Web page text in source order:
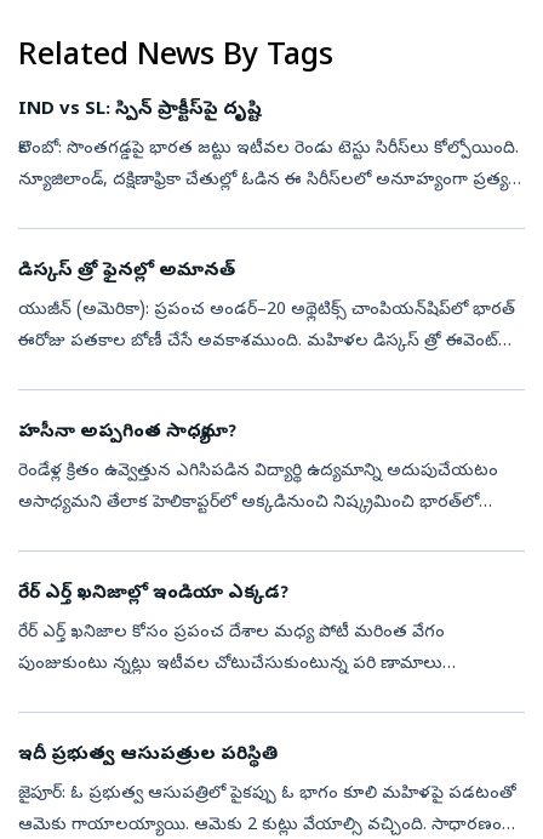
Related News By Tags
IND vs SL: స్పిన్‌ ప్రాక్టీస్‌పై దృష్టి
కొలంబో: సొంతగడ్డపై భారత జట్టు ఇటీవల రెండు టెస్టు సిరీస్‌లు కోల్పోయింది.
న్యూజిలాండ్, దక్షిణాఫ్రికా చేతుల్లో ఓడిన ఈ సిరీస్‌లలో అనూహ్యంగా ప్రత్యర్థి
డిస్కస్‌ త్రో ఫైనల్లో అమానత్‌
యుజీన్‌ (అమెరికా): ప్రపంచ అండర్‌–20 అథ్లెటిక్స్‌ చాంపియన్‌షిప్‌లో భారత్‌
ఈరోజు పతకాల బోణీ చేసే అవకాశముంది. మహిళల డిస్కస్‌ త్రో ఈవెంట్‌లో
హసీనా అప్పగింత సాధ్యమా?
రెండేళ్ల క్రితం ఉవ్వెత్తున ఎగిసిపడిన విద్యార్థి ఉద్యమాన్ని అదుపుచేయటం
అసాధ్యమని తేలాక హెలికాప్టర్‌లో అక్కడినుంచి నిష్క్రమించి భారత్‌లో
రేర్‌ ఎర్త్‌ ఖనిజాల్లో ఇండియా ఎక్కడ?
రేర్‌ ఎర్త్‌ ఖనిజాల కోసం ప్రపంచ దేశాల మధ్య పోటీ మరింత వేగం
పుంజుకుంటు న్నట్లు ఇటీవల చోటుచేసుకుంటున్న పరి ణామాలు
ఇదీ ప్రభుత్వ ఆసుపత్రుల పరిస్థితి
జైపూర్‌: ఓ ప్రభుత్వ ఆసుపత్రిలో పైకప్పు ఓ భాగం కూలి మహిళపై పడటంతో
ఆమెకు గాయాలయ్యాయి. ఆమెకు 2 కుట్లు వేయాల్సి వచ్చింది. సాధారణంగా